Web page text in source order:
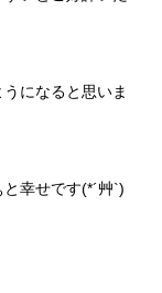
になると思いま
幸せです(*´艸`)